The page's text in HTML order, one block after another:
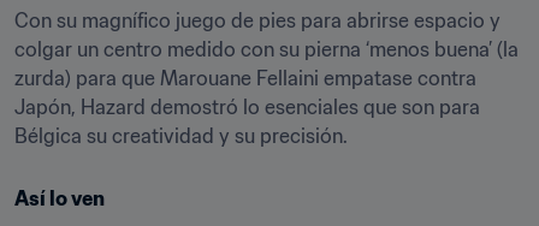
Con su magnífico juego de pies para abrirse espacio y
colgar un centro medido con su pierna ‘menos buena’ (la
zurda) para que Marouane Fellaini empatase contra
Japón, Hazard demostró lo esenciales que son para
Bélgica su creatividad y su precisión.
Así lo ven